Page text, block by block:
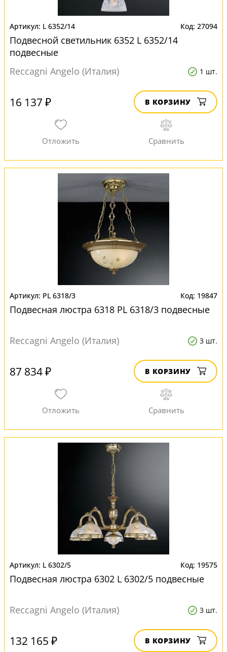
L 6352/14 27094
Подвесной светильник 6352 L 6352/14
подвесные
Reccagni Angelo (Италия)
1 шт.
16 137 ₽ В КОРЗИНУ
PL 6318/3 19847
Подвесная люстра 6318 PL 6318/3 подвесные
Reccagni Angelo (Италия) 3 шт.
87 834 ₽ В КОРЗИНУ
L 6302/5 19575
Подвесная люстра 6302 L 6302/5 подвесные
Reccagni Angelo (Италия) 3 шт.
132 165 ₽ В КОРЗИНУ